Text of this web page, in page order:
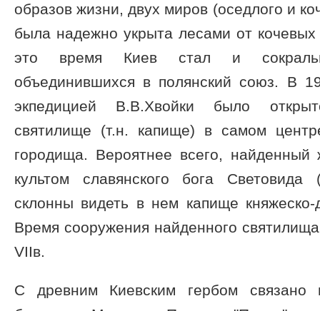
образов жизни, двух миров (оседлого и
была надежно укрыта лесами от
это время Киев стал и
объединившихся в полянский союз. В
экпедицией В.В.Хвойки было
святилище (т.н. капище) в самом
городища. Вероятнее всего, найденный
культом славянского бога
склонны видеть в нем капище
Время сооружения найденного
VIIв.
С древним Киевским гербом